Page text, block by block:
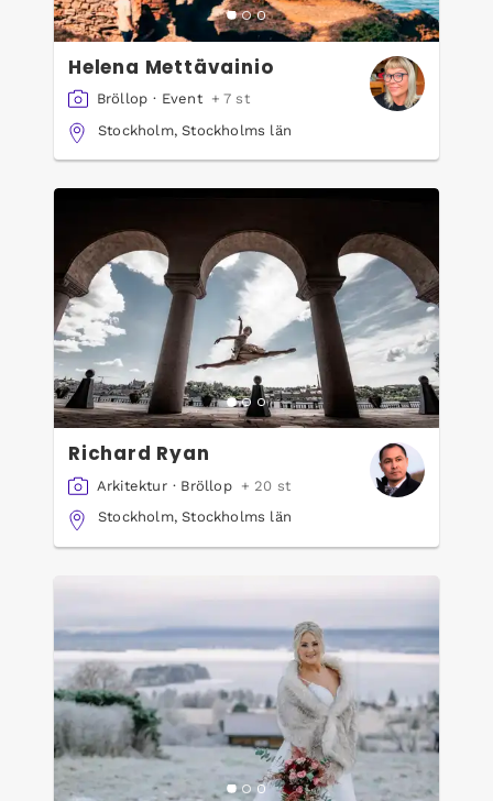
Helena Mettävainio
Bröllop · Event
+ 7 st
Stockholm, Stockholms län
Richard Ryan
Arkitektur · Bröllop
+ 20 st
Stockholm, Stockholms län